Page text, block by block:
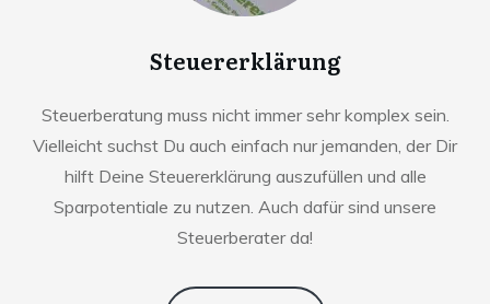
Steuererklärung
Steuerberatung muss nicht immer sehr komplex sein.
Vielleicht suchst Du auch einfach nur jemanden, der Dir
hilft Deine Steuererklärung auszufüllen und alle
Sparpotentiale zu nutzen. Auch dafür sind unsere
Steuerberater da!